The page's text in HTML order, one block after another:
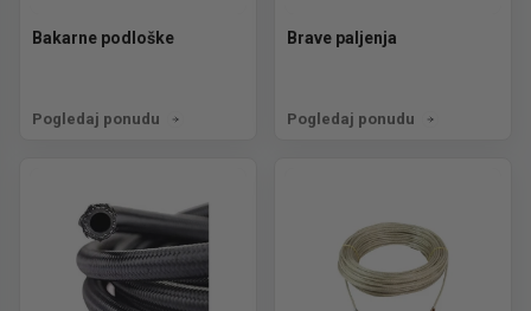
Bakarne podloške
Pogledaj ponudu
Brave paljenja
Pogledaj ponudu